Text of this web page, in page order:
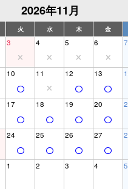
2026年11月
火 水 木 金
3 4 5 6 7
10 11 12 13
17 18 19 20
24 25 26 27
1 2 3 4 5